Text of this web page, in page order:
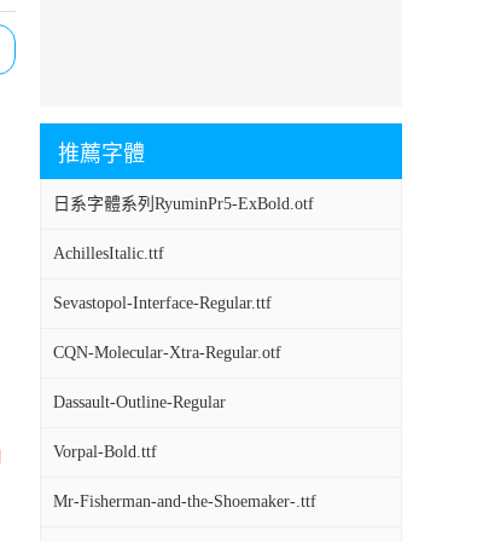
推薦字體
日系字體系列RyuminPr5-ExBold.otf
AchillesItalic.ttf
Sevastopol-Interface-Regular.ttf
CQN-Molecular-Xtra-Regular.otf
Dassault-Outline-Regular
Vorpal-Bold.ttf
Mr-Fisherman-and-the-Shoemaker-.ttf